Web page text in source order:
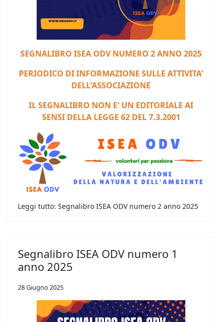
SEGNALIBRO ISEA ODV NUMERO 2 ANNO 2025
PERIODICO DI INFORMAZIONE SULLE ATTIVITA'
DELL'ASSOCIAZIONE
IL SEGNALIBRO NON E' UN EDITORIALE AI
SENSI DELLA LEGGE 62 DEL 7.3.2001
Leggi tutto: Segnalibro ISEA ODV numero 2 anno 2025
Segnalibro ISEA ODV numero 1
anno 2025
28 Giugno 2025